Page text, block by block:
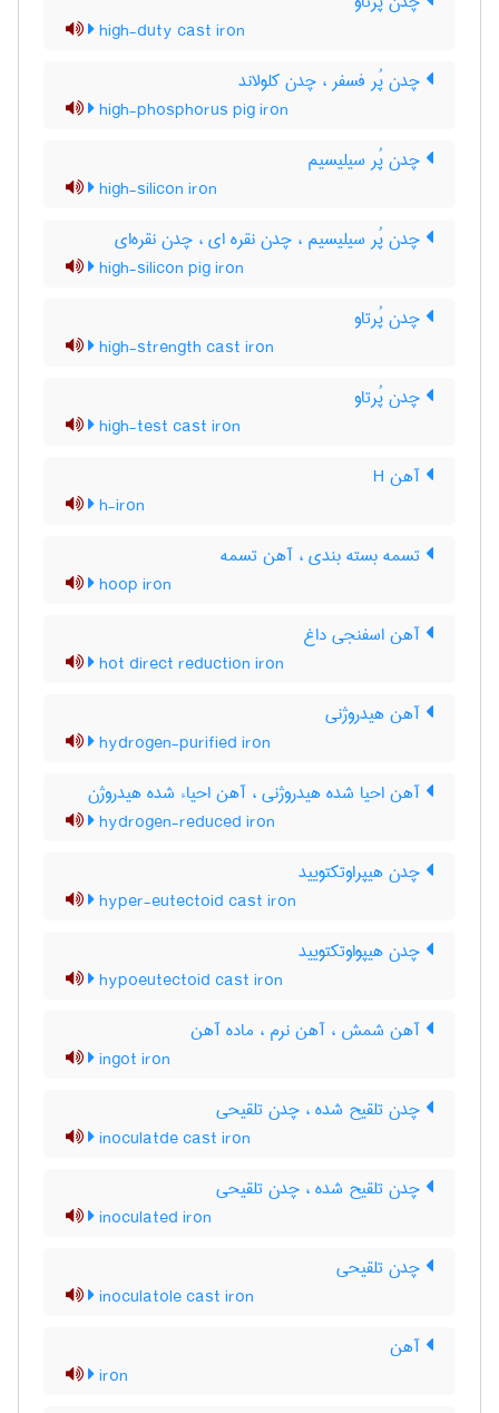
high-duty cast iron
چدن پُر فسفر ، چدن کلولاند
high-phosphorus pig iron
چدن پُر سیلیسیم
high-silicon iron
چدن پُر سیلیسیم ، چدن نقره ای ، چدن نقره‌ای
high-silicon pig iron
چدن پُرتاو
high-strength cast iron
چدن پُرتاو
high-test cast iron
آهن H
h-iron
تسمه بسته بندی ، آهن تسمه
hoop iron
آهن اسفنجی داغ
hot direct reduction iron
آهن هیدروژنی
hydrogen-purified iron
آهن احیا شده هیدروژنی ، آهن احیاء شده هیدروژن
hydrogen-reduced iron
چدن هیپراوتکتویید
hyper-eutectoid cast iron
چدن هیپواوتکتویید
hypoeutectoid cast iron
آهن شمش ، آهن نرم ، ماده آهن
ingot iron
چدن تلقیح شده ، چدن تلقیحی
inoculatde cast iron
چدن تلقیح شده ، چدن تلقیحی
inoculated iron
چدن تلقیحی
inoculatole cast iron
آهن
iron